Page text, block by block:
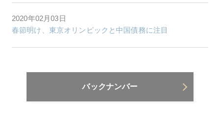
2020年02月03日
春節明け、東京オリンピックと中国債務に注目
バックナンバー